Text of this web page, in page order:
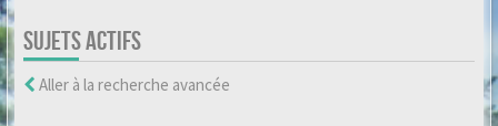
SUJETS ACTIFS
Aller à la recherche avancée